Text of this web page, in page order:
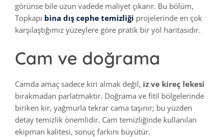
görünse bile uzun vadede maliyet çıkarır. Bu bölüm,
Topkapı bina dış cephe temizliği projelerinde en çok
karşılaştığımız yüzeylere göre pratik bir yol haritasıdır.
Cam ve doğrama
Camda amaç sadece kiri almak değil, iz ve kireç lekesi
bırakmadan parlatmaktır. Doğrama ve fitil bölgelerinde
biriken kir, yağmurla tekrar cama taşınır; bu yüzden
detay temizlik önemlidir. Cam temizliğinde kullanılan
ekipman kalitesi, sonuç farkını büyütür.